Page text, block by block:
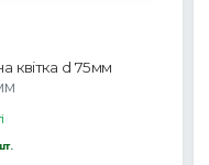
квітка d 75мм